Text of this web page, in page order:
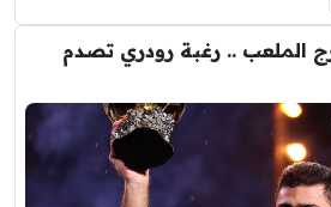
الملعب .. رغبة رودري تصدم